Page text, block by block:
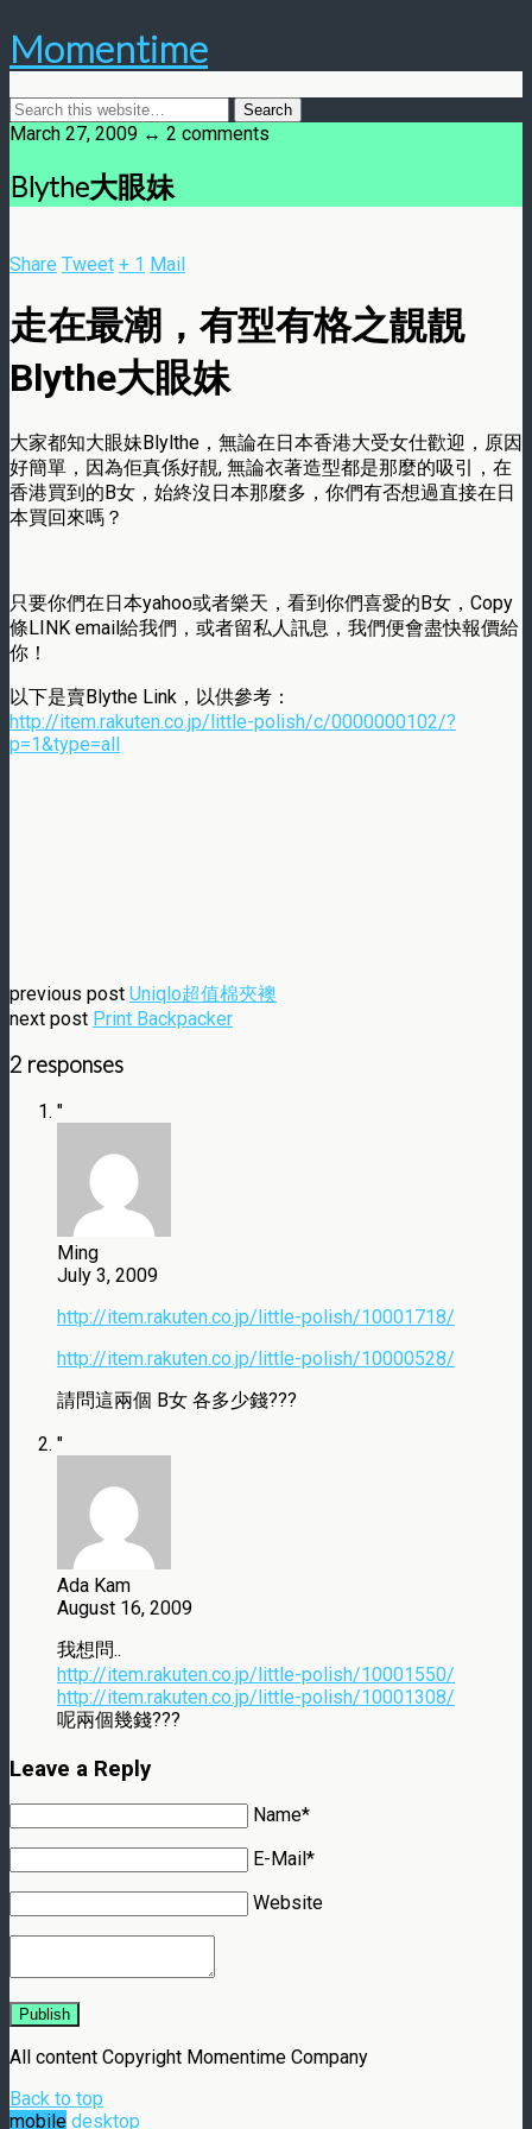
Momentime
March 27, 2009 ↔ 2 comments
Blythe大眼妹
Share Tweet + 1 Mail
走在最潮，有型有格之靚靚
Blythe大眼妹
大家都知大眼妹Blylthe，無論在日本香港大受女仕歡迎，原因
好簡單，因為佢真係好靚, 無論衣著造型都是那麼的吸引，在
香港買到的B女，始終沒日本那麼多，你們有否想過直接在日
本買回來嗎？
只要你們在日本yahoo或者樂天，看到你們喜愛的B女，Copy
條LINK email給我們，或者留私人訊息，我們便會盡快報價給
你！
以下是賣Blythe Link，以供參考：
http://item.rakuten.co.jp/little-polish/c/0000000102/?
p=1&type=all
previous post Uniqlo超值棉夾襖
next post Print Backpacker
2 responses
"
Ming
July 3, 2009
http://item.rakuten.co.jp/little-polish/10001718/
http://item.rakuten.co.jp/little-polish/10000528/
請問這兩個 B女 各多少錢???
"
Ada Kam
August 16, 2009
我想問..
http://item.rakuten.co.jp/little-polish/10001550/
http://item.rakuten.co.jp/little-polish/10001308/
呢兩個幾錢???
Leave a Reply
Name*
E-Mail*
Website
Publish
All content Copyright Momentime Company
Back to top
mobile desktop